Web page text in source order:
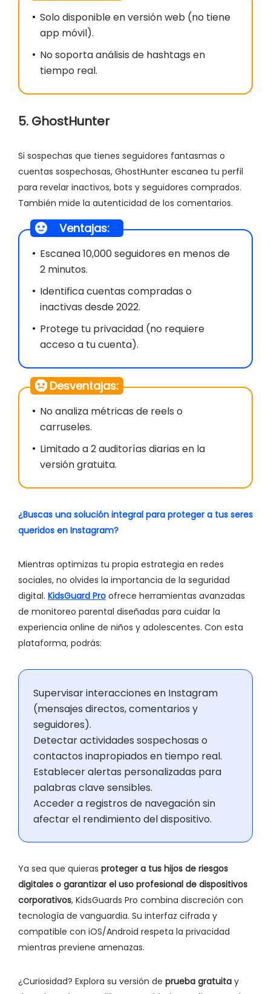
Solo disponible en versión web (no tiene
app móvil).
No soporta análisis de hashtags en
tiempo real.
5. GhostHunter
Si sospechas que tienes seguidores fantasmas o
cuentas sospechosas, GhostHunter escanea tu perfil
para revelar inactivos, bots y seguidores comprados.
También mide la autenticidad de los comentarios.
Ventajas:
Escanea 10,000 seguidores en menos de
2 minutos.
Identifica cuentas compradas o
inactivas desde 2022.
Protege tu privacidad (no requiere
acceso a tu cuenta).
Desventajas:
No analiza métricas de reels o
carruseles.
Limitado a 2 auditorías diarias en la
versión gratuita.
¿Buscas una solución integral para proteger a tus seres
queridos en Instagram?
Mientras optimizas tu propia estrategia en redes
sociales, no olvides la importancia de la seguridad
digital. KidsGuard Pro ofrece herramientas avanzadas
de monitoreo parental diseñadas para cuidar la
experiencia online de niños y adolescentes. Con esta
plataforma, podrás:
Supervisar interacciones en Instagram
(mensajes directos, comentarios y
seguidores).
Detectar actividades sospechosas o
contactos inapropiados en tiempo real.
Establecer alertas personalizadas para
palabras clave sensibles.
Acceder a registros de navegación sin
afectar el rendimiento del dispositivo.
Ya sea que quieras proteger a tus hijos de riesgos
digitales o garantizar el uso profesional de dispositivos
corporativos, KidsGuards Pro combina discreción con
tecnología de vanguardia. Su interfaz cifrada y
compatible con iOS/Android respeta la privacidad
mientras previene amenazas.
¿Curiosidad? Explora su versión de prueba gratuita y